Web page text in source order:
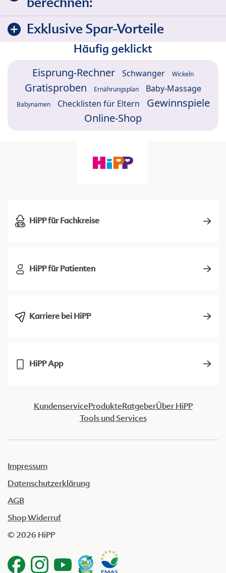
Exklusive Spar-Vorteile
Häufig geklickt
Eisprung-Rechner Schwanger Wickeln
Gratisproben Ernährungsplan Baby-Massage
Babynamen Checklisten für Eltern
Gewinnspiele
Online-Shop
HiPP für Fachkreise
HiPP für Patienten
Karriere bei HiPP
HiPP App
KundenserviceProdukteRatgeberÜber HiPP
Tools und Services
Impressum
Datenschutzerklärung
AGB
Shop Widerruf
© 2026 HiPP